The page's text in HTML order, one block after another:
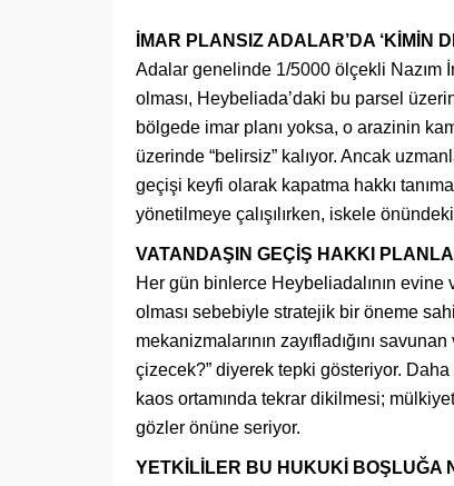
İMAR PLANSIZ ADALAR’DA ‘KİMİN
Adalar genelinde 1/5000 ölçekli Nazım
olması, Heybeliada’daki bu parsel
bölgede imar planı yoksa, o arazinin
üzerinde “belirsiz” kalıyor. Ancak
geçişi keyfi olarak kapatma hakkı
yönetilmeye çalışılırken, iskele
VATANDAŞIN GEÇİŞ HAKKI
Her gün binlerce Heybeliadalının evine
olması sebebiyle stratejik bir öneme
mekanizmalarının zayıfladığını
çizecek?” diyerek tepki gösteriyor.
kaos ortamında tekrar dikilmesi;
gözler önüne seriyor.
YETKİLİLER BU HUKUKİ BOŞLUĞA